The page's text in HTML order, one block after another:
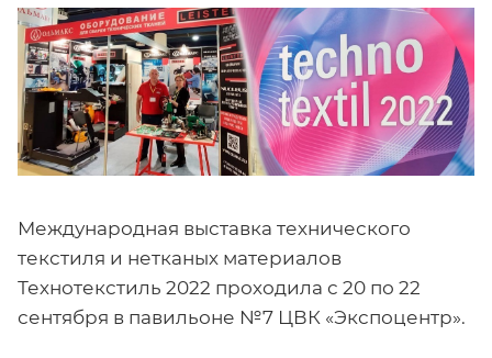
Международная выставка технического
текстиля и нетканых материалов
Технотекстиль 2022 проходила с 20 по 22
сентября в павильоне №7 ЦВК «Экспоцентр».